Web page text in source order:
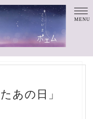
あの日」